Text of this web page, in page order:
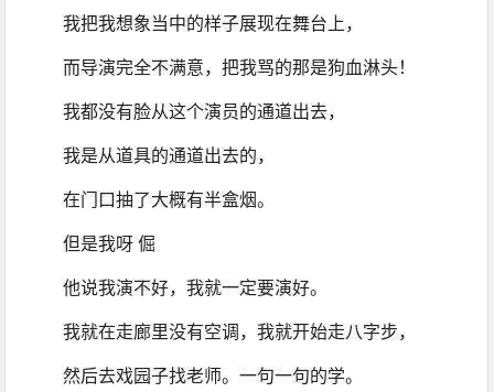
我把我想象当中的样子展现在舞台上，
而导演完全不满意，把我骂的那是狗血淋头！
我都没有脸从这个演员的通道出去，
我是从道具的通道出去的，
在门口抽了大概有半盒烟。
但是我呀 倔
他说我演不好，我就一定要演好。
我就在走廊里没有空调，我就开始走八字步，
然后去戏园子找老师。一句一句的学。